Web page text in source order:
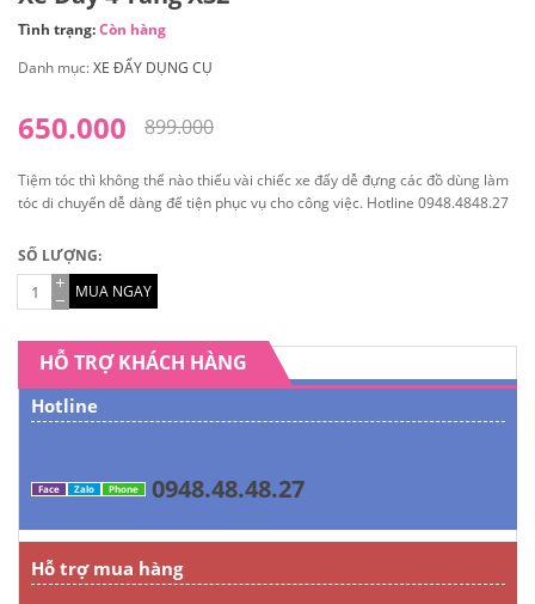
Tình trạng:Còn hàng
Danh mục:XE ĐẨY DỤNG CỤ
899.000
650.000
Tiệm tóc thì không thể nào thiếu vài chiếc xe đẩy dễ đựng các đồ dùng làm
tóc di chuyển dễ dàng để tiện phục vụ cho công việc. Hotline 0948.4848.27
SỐ LƯỢNG:
MUA NGAY
HỖ TRỢ KHÁCH HÀNG
Hotline
Face Zalo Phone 0948.48.48.27
Hỗ trợ mua hàng